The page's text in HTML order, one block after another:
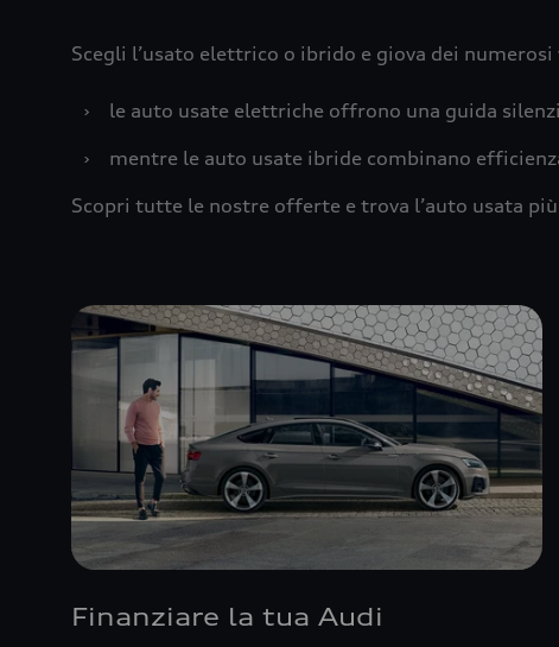
Scegli l’usato elettrico o ibrido e giova dei
›
le auto usate elettriche offrono una guida
›
mentre le auto usate ibride combinano
Scopri tutte le nostre offerte e trova l’auto usata
Finanziare la tua Audi